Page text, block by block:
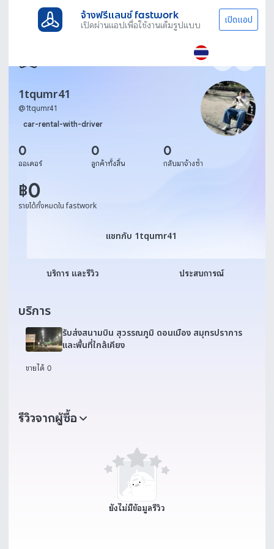
จ้างฟรีแลนซ์ fastwork
เปิดผ่านแอปเพื่อใช้งานเต็มรูปแบบ เปิดแอป
1tqumr41
@1tqumr41
car-rental-with-driver
0
ออเดอร์
0
ลูกค้าทั้งสิ้น
0
กลับมาจ้างซ้ำ
฿0
รายได้ทั้งหมดใน fastwork
แชทกับ 1tqumr41
แชทกับ 1tqumr41
บริการ และรีวิว ประสบการณ์
บริการ
รับส่งสนามบิน สุวรรณภูมิ ดอนเมือง สมุทรปราการ
และพื้นที่ใกล้เคียง
ขายได้ 0
รีวิวจากผู้ซื้อ
ยังไม่มีข้อมูลรีวิว